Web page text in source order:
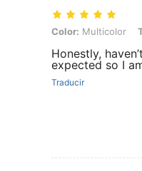
Color: Multicolor,
Color: Multicolor
Honestly,
expected so I
Traducir